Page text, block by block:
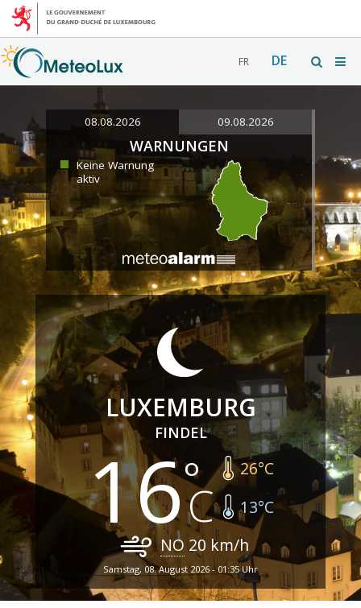
FR DE
08.08.2026 09.08.2026
WARNUNGEN
Keine Warnung
aktiv
LUXEMBURG
FINDEL
16 26°C
13°C
NO 20 km/h
Samstag, 08. August 2026 - 01:35 Uhr